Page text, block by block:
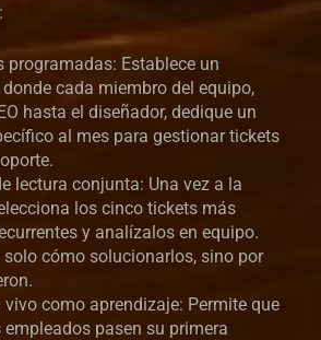
programadas: Establece un
cada miembro del equipo,
hasta el diseñador, dedique un
al mes para gestionar tickets
lectura conjunta: Una vez a la
los cinco tickets más
y analízalos en equipo.
solo cómo solucionarlos, sino por
vivo como aprendizaje: Permite que
empleados pasen su primera